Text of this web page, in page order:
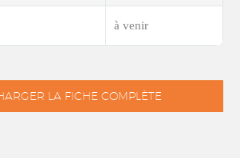
à venir
LA FICHE COMPLÈTE